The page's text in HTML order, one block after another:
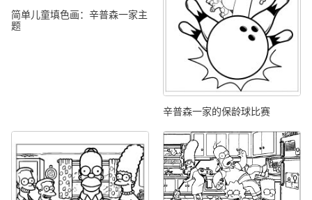
简单儿童填色画：辛普森一家主
题
辛普森一家的保龄球比赛